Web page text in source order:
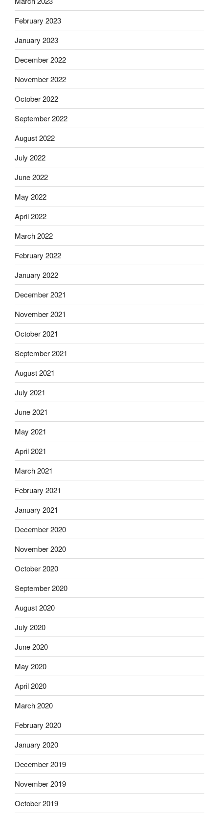
February 2023
January 2023
December 2022
November 2022
October 2022
September 2022
August 2022
July 2022
June 2022
May 2022
April 2022
March 2022
February 2022
January 2022
December 2021
November 2021
October 2021
September 2021
August 2021
July 2021
June 2021
May 2021
April 2021
March 2021
February 2021
January 2021
December 2020
November 2020
October 2020
September 2020
August 2020
July 2020
June 2020
May 2020
April 2020
March 2020
February 2020
January 2020
December 2019
November 2019
October 2019